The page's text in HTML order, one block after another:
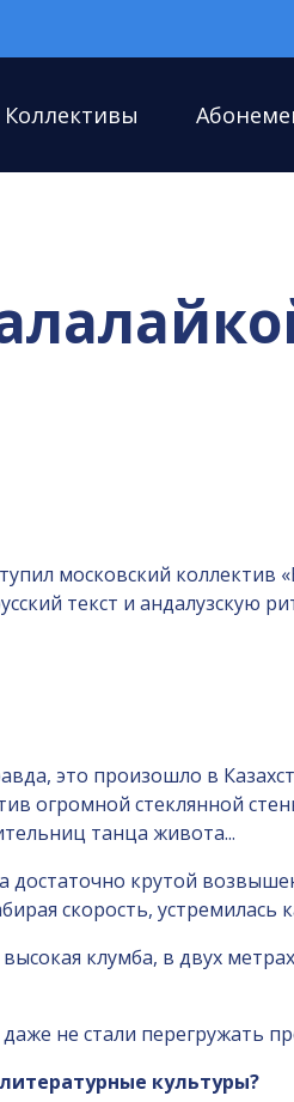
Коллективы
московский коллектив
текст и андалузскую
это произошло в
огромной стеклянной
танца живота...
достаточно крутой
скорость, устремилась
клумба, в двух
не стали перегружать
культуры?